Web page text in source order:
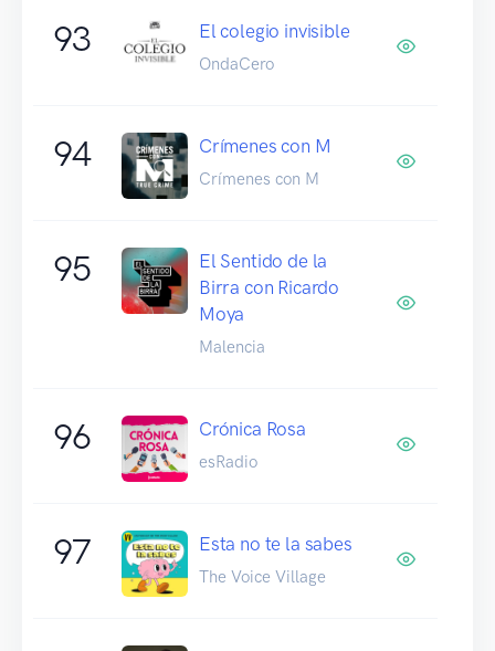
93 El colegio invisible
OndaCero
94 Crímenes con M
Crímenes con M
95
El Sentido de la
Birra con Ricardo
Moya
Malencia
96 Crónica Rosa
esRadio
97 Esta no te la sabes
The Voice Village